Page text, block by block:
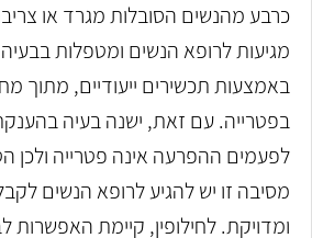
כרבע מהנשים הסובלות מגרד או
מגיעות לרופא הנשים ומטפלות
באמצעות תכשירים ייעודיים, מתוך
בפטרייה. עם זאת, ישנה בעיה
לפעמים ההפרעה אינה פטרייה ולכן
מסיבה זו יש להגיע לרופא הנשים
ומדויקת. לחילופין, קיימת האפשרות